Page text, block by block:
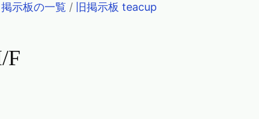
掲示板の一覧 / 旧掲示板 teacup
F